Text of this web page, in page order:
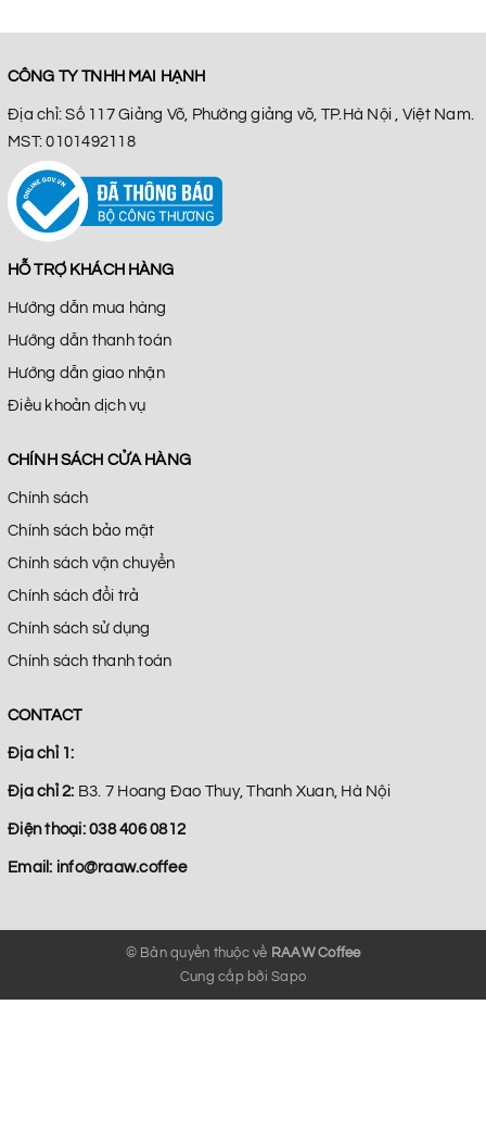
CÔNG TY TNHH MAI HẠNH
Địa chỉ: Số 117 Giảng Võ, Phường giảng võ, TP.Hà Nội , Việt Nam.
MST: 0101492118
HỖ TRỢ KHÁCH HÀNG
Hướng dẫn mua hàng
Hướng dẫn thanh toán
Hướng dẫn giao nhận
Điều khoản dịch vụ
CHÍNH SÁCH CỬA HÀNG
Chính sách
Chính sách bảo mật
Chính sách vận chuyển
Chính sách đổi trả
Chính sách sử dụng
Chính sách thanh toán
CONTACT
Địa chỉ 1:
Địa chỉ 2: B3. 7 Hoang Đao Thuy, Thanh Xuan, Hà Nội
Điện thoại: 038 406 0812
Email: info@raaw.coffee
© Bản quyền thuộc về RAAW Coffee
Cung cấp bởiSapo